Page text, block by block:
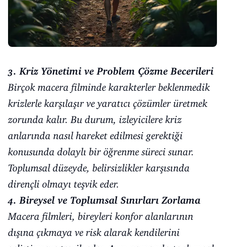
3. Kriz Yönetimi ve Problem Çözme Becerileri
Birçok macera filminde karakterler beklenmedik
krizlerle karşılaşır ve yaratıcı çözümler üretmek
zorunda kalır. Bu durum, izleyicilere kriz
anlarında nasıl hareket edilmesi gerektiği
konusunda dolaylı bir öğrenme süreci sunar.
Toplumsal düzeyde, belirsizlikler karşısında
dirençli olmayı teşvik eder.
4. Bireysel ve Toplumsal Sınırları Zorlama
Macera filmleri, bireyleri konfor alanlarının
dışına çıkmaya ve risk alarak kendilerini